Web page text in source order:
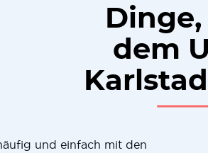
dem
und einfach mit den